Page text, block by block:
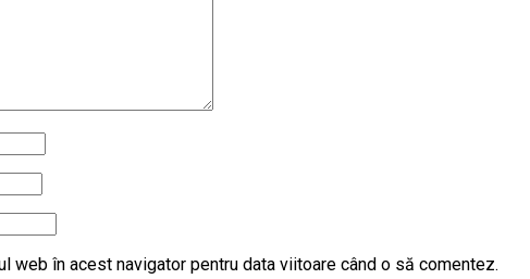
web în acest navigator pentru data viitoare când o să comentez.